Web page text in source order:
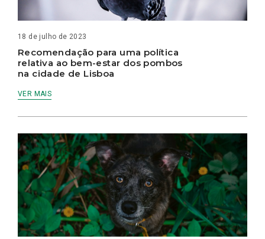
18 de julho de 2023
Recomendação para uma política
relativa ao bem-estar dos pombos
na cidade de Lisboa
VER MAIS